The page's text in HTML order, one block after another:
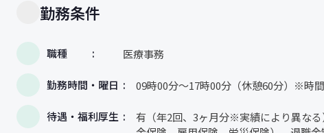
勤務条件
職種 医療事務
勤務時間・曜日 09時00分～17時00分（休憩60分）※時
待遇・福利厚生
有（年2回、3ヶ月分※実績により異な